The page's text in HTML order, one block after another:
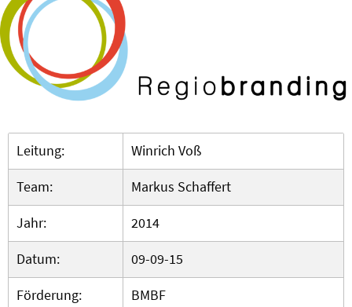
Leitung:
Winrich Voß
Team:
Markus Schaffert
Jahr:
2014
Datum:
09-09-15
Förderung:
BMBF